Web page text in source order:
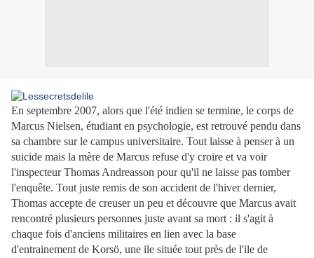
En septembre 2007, alors que l'été indien se termine, le corps de
Marcus Nielsen, étudiant en psychologie, est retrouvé pendu dans
sa chambre sur le campus universitaire. Tout laisse à penser à un
suicide mais la mère de Marcus refuse d'y croire et va voir
l'inspecteur Thomas Andreasson pour qu'il ne laisse pas tomber
l'enquête. Tout juste remis de son accident de l'hiver dernier,
Thomas accepte de creuser un peu et découvre que Marcus avait
rencontré plusieurs personnes juste avant sa mort : il s'agit à
chaque fois d'anciens militaires en lien avec la base
d'entrainement de Korsö, une ile située tout près de l'ile de